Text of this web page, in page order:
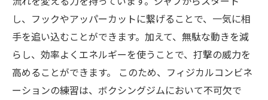
し、フックやアッパーカットに繋げることで、一気に相
手を追い込むことができます。加えて、無駄な動きを減
らし、効率よくエネルギーを使うことで、打撃の威力を
高めることができます。 このため、フィジカルコンビネ
ーションの練習は、ボクシングジムにおいて不可欠で